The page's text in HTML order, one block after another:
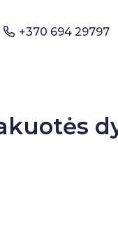
+370 694 29797